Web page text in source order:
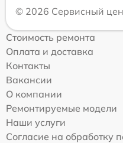
© 2026 Сервисный
Стоимость ремонта
Оплата и доставка
Контакты
Вакансии
О компании
Ремонтируемые модели
Наши услуги
Согласие на обработку